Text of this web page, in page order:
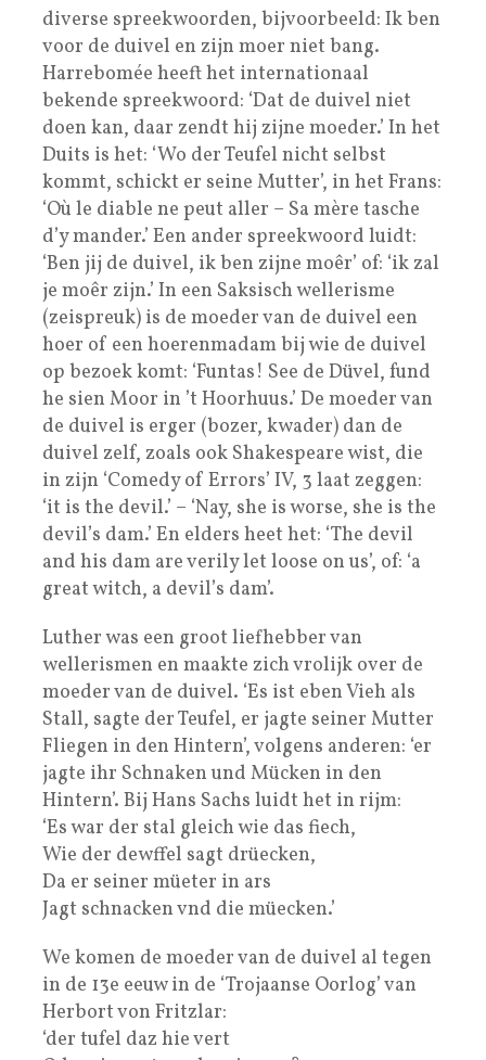
diverse spreekwoorden, bijvoorbeeld: Ik ben
voor de duivel en zijn moer niet bang.
Harrebomée heeft het internationaal
bekende spreekwoord: ‘Dat de duivel niet
doen kan, daar zendt hij zijne moeder.’ In het
Duits is het: ‘Wo der Teufel nicht selbst
kommt, schickt er seine Mutter’, in het Frans:
‘Où le diable ne peut aller – Sa mère tasche
d’y mander.’ Een ander spreekwoord luidt:
‘Ben jij de duivel, ik ben zijne moêr’ of: ‘ik zal
je moêr zijn.’ In een Saksisch wellerisme
(zeispreuk) is de moeder van de duivel een
hoer of een hoerenmadam bij wie de duivel
op bezoek komt: ‘Funtas! See de Düvel, fund
he sien Moor in ’t Hoorhuus.’ De moeder van
de duivel is erger (bozer, kwader) dan de
duivel zelf, zoals ook Shakespeare wist, die
in zijn ‘Comedy of Errors’ IV, 3 laat zeggen:
‘it is the devil.’ – ‘Nay, she is worse, she is the
devil’s dam.’ En elders heet het: ‘The devil
and his dam are verily let loose on us’, of: ‘a
great witch, a devil’s dam’.
Luther was een groot liefhebber van
wellerismen en maakte zich vrolijk over de
moeder van de duivel. ‘Es ist eben Vieh als
Stall, sagte der Teufel, er jagte seiner Mutter
Fliegen in den Hintern’, volgens anderen: ‘er
jagte ihr Schnaken und Mücken in den
Hintern’. Bij Hans Sachs luidt het in rijm:
‘Es war der stal gleich wie das fiech,
Wie der dewffel sagt drüecken,
Da er seiner müeter in ars
Jagt schnacken vnd die müecken.’
We komen de moeder van de duivel al tegen
in de 13e eeuw in de ‘Trojaanse Oorlog’ van
Herbort von Fritzlar:
‘der tufel daz hie vert